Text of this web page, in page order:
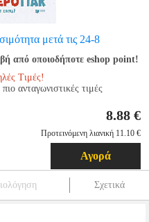
μετά τις 24-8
από οποιοδήποτε eshop point!
Τιμές!
ανταγωνιστικές τιμές
8.88 €
Προτεινόμενη λιανική 11.10 €
Αγορά
Σχετικά